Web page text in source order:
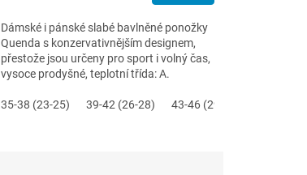
Dámské i pánské slabé bavlněné ponožky
Quenda s konzervativnějším designem,
přestože jsou určeny pro sport i volný čas,
vysoce prodyšné, teplotní třída: A.
35-38 (23-25) 39-42 (26-28) 43-46 (29-31)